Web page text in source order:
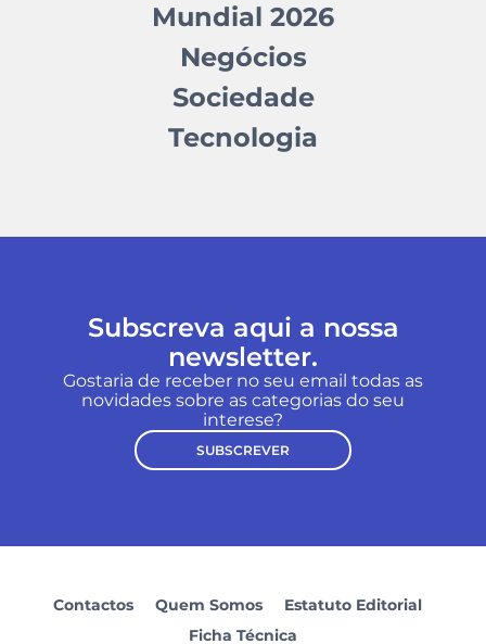
Mundial 2026
Negócios
Sociedade
Tecnologia
Subscreva aqui a nossa
newsletter.
Gostaria de receber no seu email todas as
novidades sobre as categorias do seu
interese?
SUBSCREVER
Contactos Quem Somos
Estatuto Editorial
Ficha Técnica